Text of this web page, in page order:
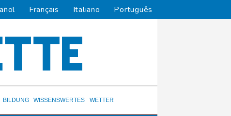
Français Italiano Português
BILDUNG WISSENSWERTES WETTER